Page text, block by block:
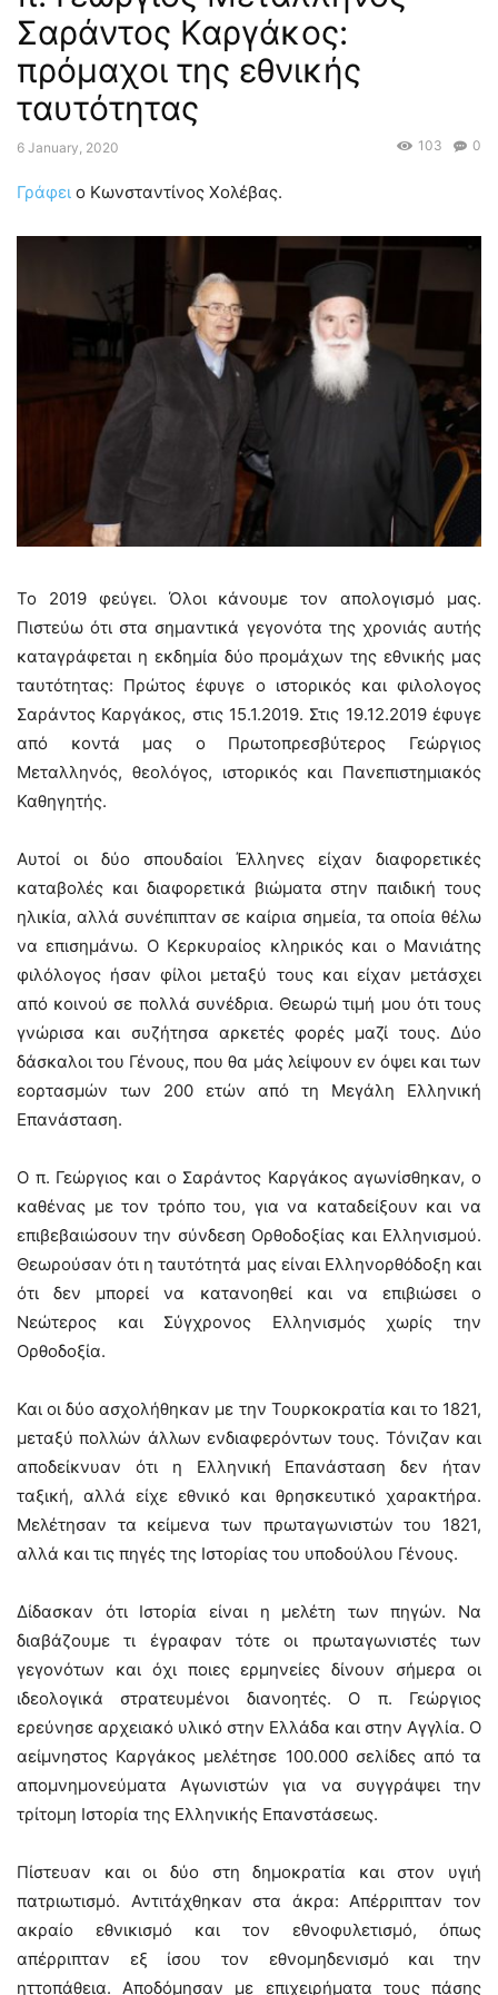
Σαράντος Καργάκος:
πρόμαχοι της εθνικής
ταυτότητας
6 January, 2020 0
103
Γράφει ο Κωνσταντίνος Χολέβας.
Το 2019 φεύγει. Όλοι κάνουμε τον απολογισμό μας.
Πιστεύω ότι στα σημαντικά γεγονότα της χρονιάς αυτής
καταγράφεται η εκδημία δύο προμάχων της εθνικής μας
ταυτότητας: Πρώτος έφυγε ο ιστορικός και φιλολογος
Σαράντος Καργάκος, στις 15.1.2019. Στις 19.12.2019 έφυγε
από κοντά μας ο Πρωτοπρεσβύτερος Γεώργιος
Μεταλληνός, θεολόγος, ιστορικός και Πανεπιστημιακός
Καθηγητής.
Αυτοί οι δύο σπουδαίοι Έλληνες είχαν διαφορετικές
καταβολές και διαφορετικά βιώματα στην παιδική τους
ηλικία, αλλά συνέπιπταν σε καίρια σημεία, τα οποία θέλω
να επισημάνω. Ο Κερκυραίος κληρικός και ο Μανιάτης
φιλόλογος ήσαν φίλοι μεταξύ τους και είχαν μετάσχει
από κοινού σε πολλά συνέδρια. Θεωρώ τιμή μου ότι τους
γνώρισα και συζήτησα αρκετές φορές μαζί τους. Δύο
δάσκαλοι του Γένους, που θα μάς λείψουν εν όψει και των
εορτασμών των 200 ετών από τη Μεγάλη Ελληνική
Επανάσταση.
Ο π. Γεώργιος και ο Σαράντος Καργάκος αγωνίσθηκαν, ο
καθένας με τον τρόπο του, για να καταδείξουν και να
επιβεβαιώσουν την σύνδεση Ορθοδοξίας και Ελληνισμού.
Θεωρούσαν ότι η ταυτότητά μας είναι Ελληνορθόδοξη και
ότι δεν μπορεί να κατανοηθεί και να επιβιώσει ο
Νεώτερος και Σύγχρονος Ελληνισμός χωρίς την
Ορθοδοξία.
Και οι δύο ασχολήθηκαν με την Τουρκοκρατία και το 1821,
μεταξύ πολλών άλλων ενδιαφερόντων τους. Τόνιζαν και
αποδείκνυαν ότι η Ελληνική Επανάσταση δεν ήταν
ταξική, αλλά είχε εθνικό και θρησκευτικό χαρακτήρα.
Μελέτησαν τα κείμενα των πρωταγωνιστών του 1821,
αλλά και τις πηγές της Ιστορίας του υποδούλου Γένους.
Δίδασκαν ότι Ιστορία είναι η μελέτη των πηγών. Να
διαβάζουμε τι έγραφαν τότε οι πρωταγωνιστές των
γεγονότων και όχι ποιες ερμηνείες δίνουν σήμερα οι
ιδεολογικά στρατευμένοι διανοητές. Ο π. Γεώργιος
ερεύνησε αρχειακό υλικό στην Ελλάδα και στην Αγγλία. Ο
αείμνηστος Καργάκος μελέτησε 100.000 σελίδες από τα
απομνημονεύματα Αγωνιστών για να συγγράψει την
τρίτομη Ιστορία της Ελληνικής Επανστάσεως.
Πίστευαν και οι δύο στη δημοκρατία και στον υγιή
πατριωτισμό. Αντιτάχθηκαν στα άκρα: Απέρριπταν τον
ακραίο εθνικισμό και τον εθνοφυλετισμό, όπως
απέρριπταν εξ ίσου τον εθνομηδενισμό και την
ηττοπάθεια. Αποδόμησαν με επιχειρήματα τους πάσης